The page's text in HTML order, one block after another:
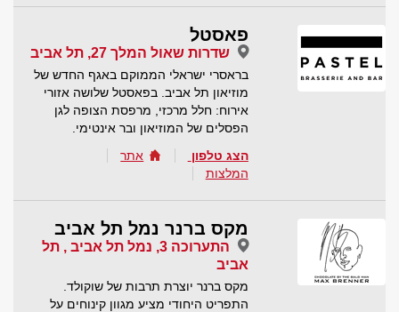
פאסטל
שדרות שאול המלך 27, תל אביב
בראסרי ישראלי הממוקם באגף החדש של
מוזיאון תל אביב. בפאסטל שלושה אזורי
אירוח: חלל מרכזי, מרפסת הצופה לגן
הפסלים של המוזיאון ובר אינטימי.
הצג טלפון
אתר
המלצות
מקס ברנר נמל תל אביב
התערוכה 3, נמל תל אביב , תל
אביב
מקס ברנר יוצרת תרבות של שוקולד.
התפריט היחודי מציע מגוון קינוחים על